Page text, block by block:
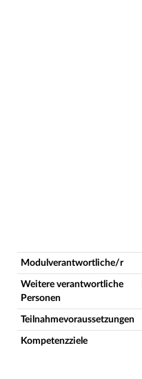
Modulverantwortliche/r
Weitere verantwortliche
Personen
Teilnahmevoraussetzungen
Kompetenzziele